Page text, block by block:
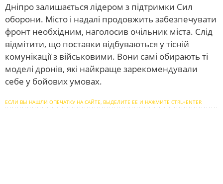
Дніпро залишається лідером з підтримки Сил
оборони. Місто і надалі продовжить забезпечувати
фронт необхідним, наголосив очільник міста. Слід
відмітити, що поставки відбуваються у тісній
комунікації з військовими. Вони самі обирають ті
моделі дронів, які найкраще зарекомендували
себе у бойових умовах.
ЕСЛИ ВЫ НАШЛИ ОПЕЧАТКУ НА САЙТЕ, ВЫДЕЛИТЕ ЕЕ И НАЖМИТЕ CTRL+ENTER